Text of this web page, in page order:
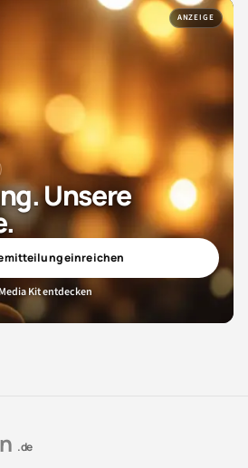
ANZEIGE
Unsere
einreichen
Media Kit entdecken
.de